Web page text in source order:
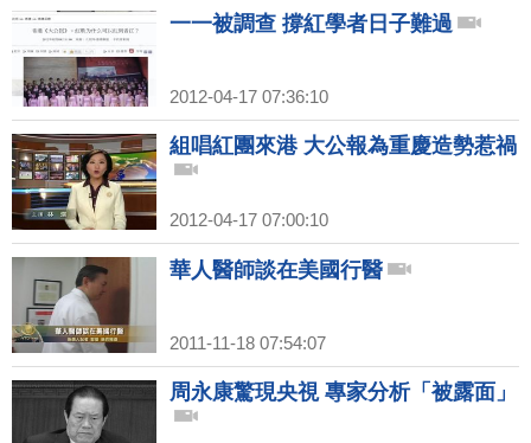
一一被調查 撐紅學者日子難過
2012-04-17 07:36:10
組唱紅團來港 大公報為重慶造勢惹禍
2012-04-17 07:00:10
華人醫師談在美國行醫
2011-11-18 07:54:07
周永康驚現央視 專家分析「被露面」